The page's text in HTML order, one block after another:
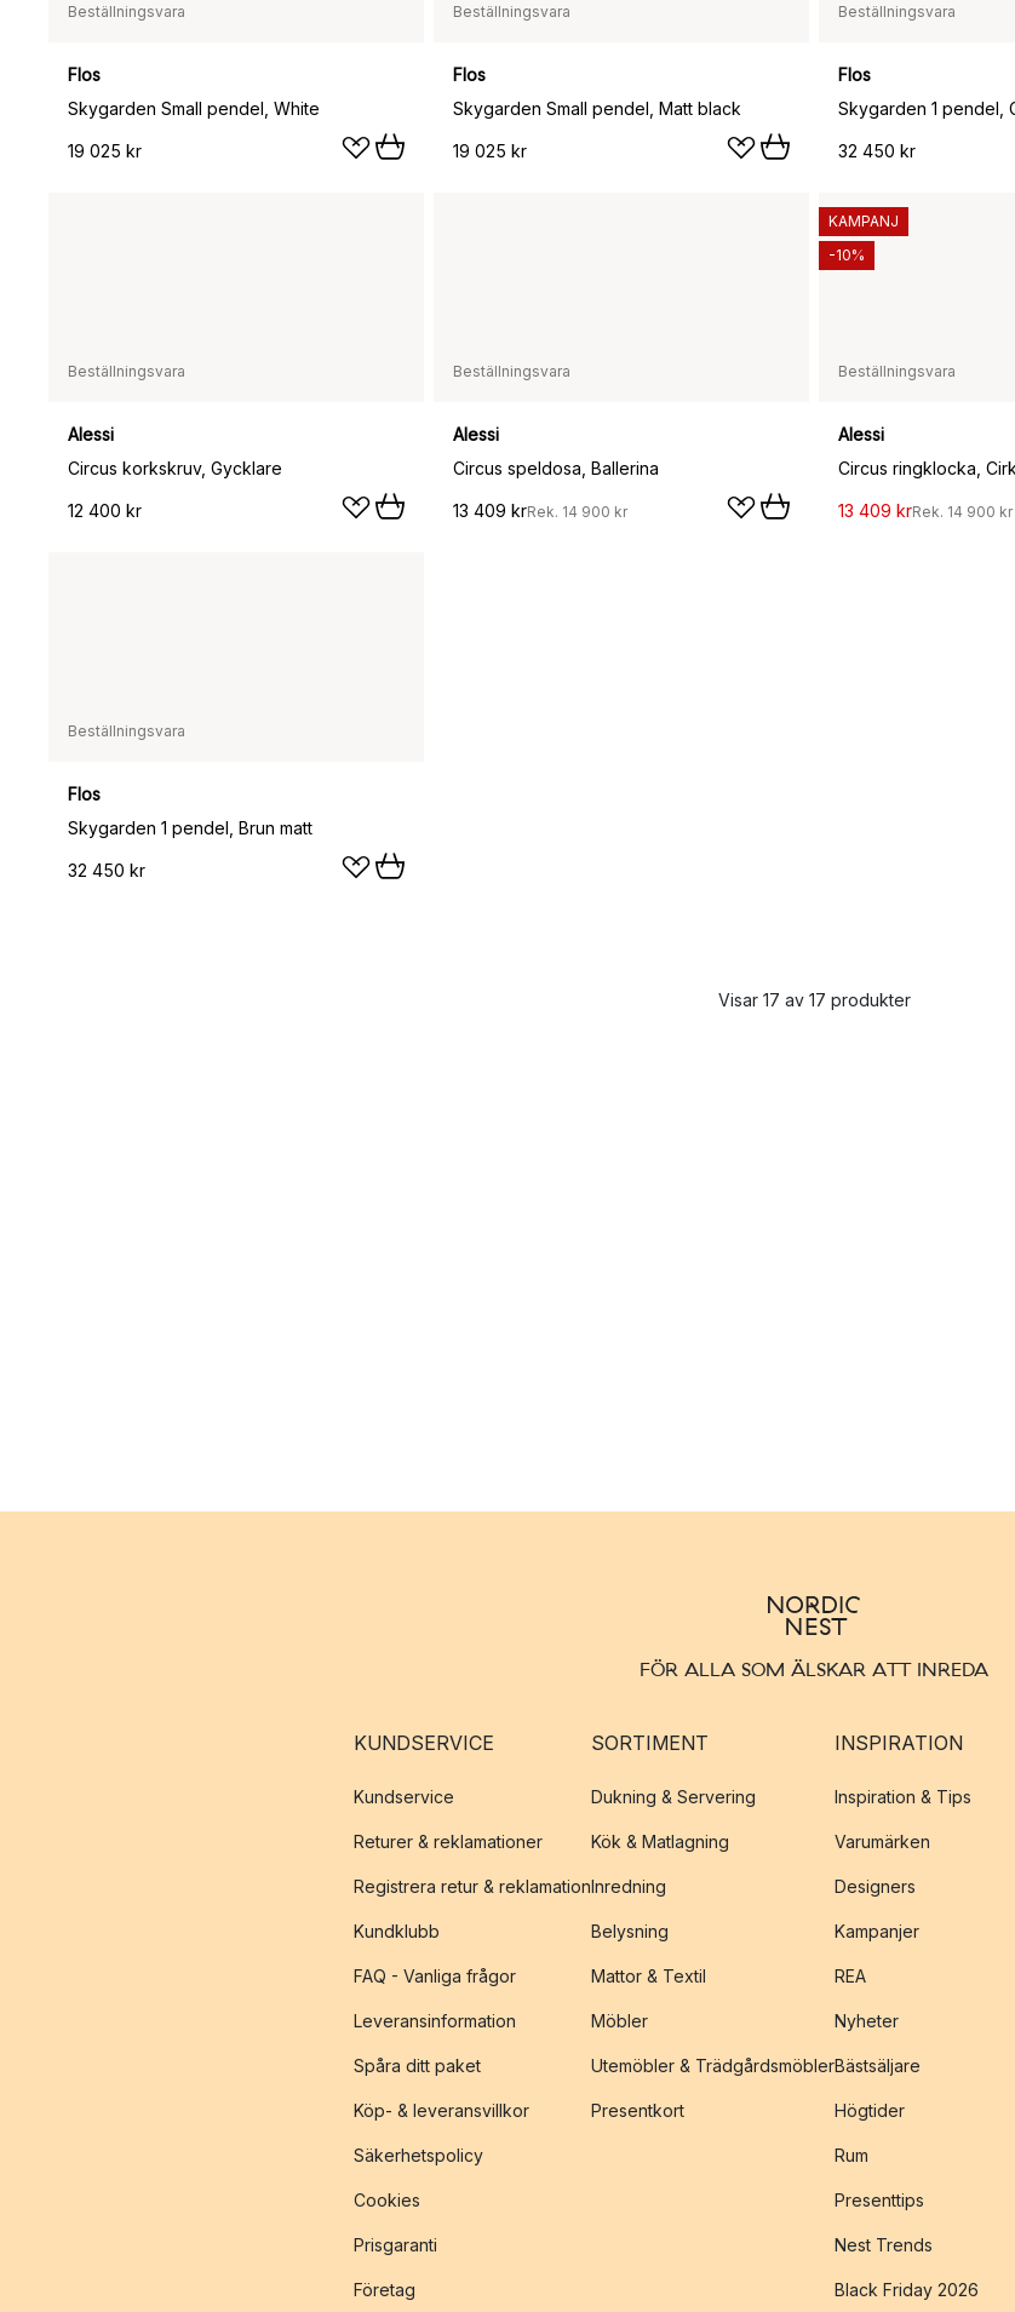
Beställningsvara
Flos
Skygarden Small pendel, White
19 025 kr
Beställningsvara
Flos
Skygarden Small pendel, Matt black
19 025 kr
Beställningsvara
Flos
Skygarden 1 pendel,
32 450 kr
Beställningsvara
Alessi
Circus korkskruv, Gycklare
12 400 kr
Beställningsvara
Alessi
Circus speldosa, Ballerina
13 409 krRek. 14 900 kr
Beställningsvara
Alessi
Circus ringklocka,
13 409 krRek. 14 900 kr
KAMPANJ
-10%
Beställningsvara
Flos
Skygarden 1 pendel, Brun matt
32 450 kr
Visar 17 av 17 produkter
FÖR ALLA SOM ÄLSKAR ATT INREDA
KUNDSERVICE
Kundservice
Returer & reklamationer
Registrera retur & reklamation
Kundklubb
FAQ - Vanliga frågor
Leveransinformation
Spåra ditt paket
Köp- & leveransvillkor
Säkerhetspolicy
Cookies
Prisgaranti
Företag
SORTIMENT
Dukning & Servering
Kök & Matlagning
Inredning
Belysning
Mattor & Textil
Möbler
Utemöbler & Trädgårdsmöbler
Presentkort
INSPIRATION
Inspiration & Tips
Varumärken
Designers
Kampanjer
REA
Nyheter
Bästsäljare
Högtider
Rum
Presenttips
Nest Trends
Black Friday 2026